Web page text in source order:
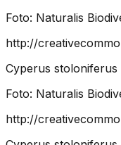
Foto: Naturalis
http://
Cyperus stoloniferus
Foto: Naturalis
http://